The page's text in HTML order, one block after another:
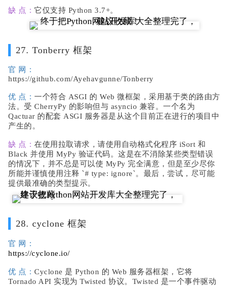
缺 点： 它仅支持 Python 3.7+。
27. Tonberry 框架
官 网：
https://github.com/Ayehavgunne/Tonberry
优 点： 一个符合 ASGI 的 Web 微框架，采用基于类的路由方
法。受 CherryPy 的影响但与 asyncio 兼容。一个名为
Qactuar 的配套 ASGI 服务器是从这个目前正在进行的项目中
产生的。
缺 点： 在使用拉取请求，请使用自动格式化程序 iSort 和
Black 并使用 MyPy 验证代码。这是在不消除某些类型错误
的情况下，并不总是可以使 MyPy 完全满意，但是至少尽你
所能并谨慎使用注释 `# type: ignore`。最后，尝试，尽可能
提供最准确的类型提示。
28. cyclone 框架
官 网：
https://cyclone.io/
优 点： Cyclone 是 Python 的 Web 服务器框架，它将
Tornado API 实现为 Twisted 协议。Twisted 是一个事件驱动